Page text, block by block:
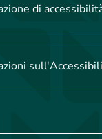
di